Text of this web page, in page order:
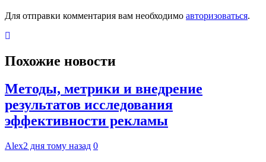
Для отправки комментария вам необходимо авторизоваться.
Похожие новости
Методы, метрики и внедрение
результатов исследования
эффективности рекламы
Alex2 дня тому назад 0